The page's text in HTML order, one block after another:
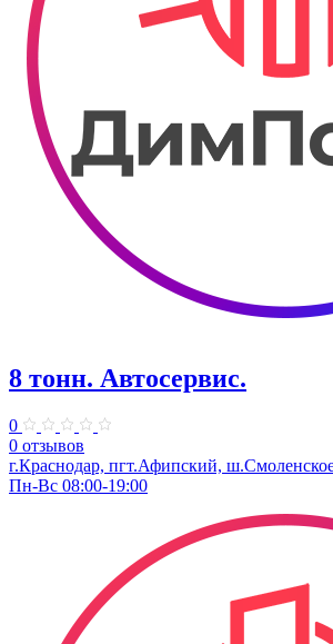
8 тонн. Автосервис.
0
0 отзывов
г.Краснодар, пгт.Афипский,
Пн-Вс 08:00-19:00